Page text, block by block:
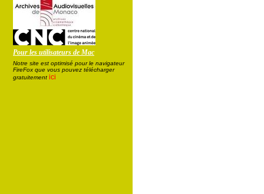
Pour les utilisateurs de Mac
Notre site est optimisé pour le navigateur
FireFox que vous pouvez télécharger
gratuitement ici